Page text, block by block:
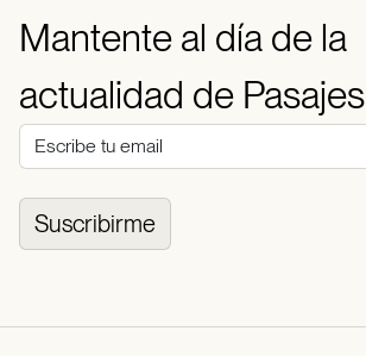
Mantente al día de la
actualidad de Pasajes
Suscribirme